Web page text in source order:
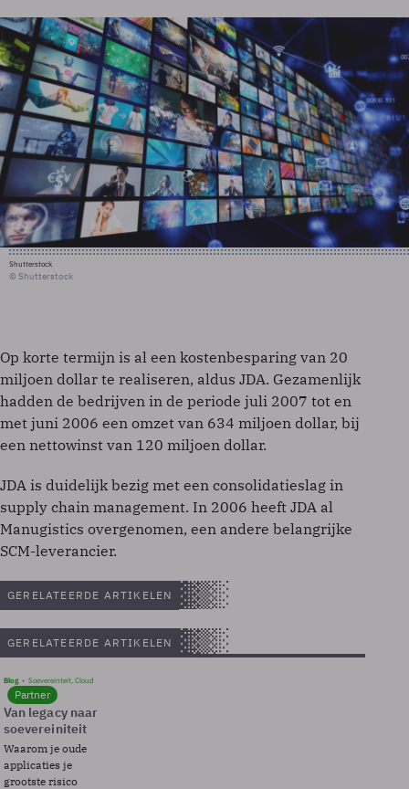
Shutterstock
© Shutterstock
Op korte termijn is al een kostenbesparing van 20
miljoen dollar te realiseren, aldus JDA. Gezamenlijk
hadden de bedrijven in de periode juli 2007 tot en
met juni 2006 een omzet van 634 miljoen dollar, bij
een nettowinst van 120 miljoen dollar.
JDA is duidelijk bezig met een consolidatieslag in
supply chain management. In 2006 heeft JDA al
Manugistics overgenomen, een andere belangrijke
SCM-leverancier.
GERELATEERDE ARTIKELEN
GERELATEERDE ARTIKELEN
Blog Soevereinteit, Cloud
Partner
Van legacy naar
soevereiniteit
Waarom je oude
applicaties je
grootste risico